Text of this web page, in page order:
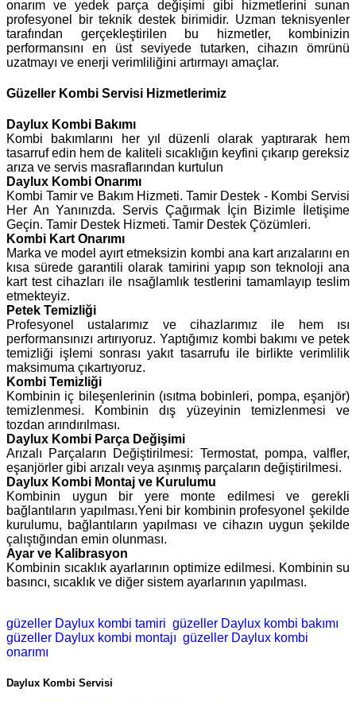
onarım ve yedek parça değişimi gibi hizmetlerini sunan
profesyonel bir teknik destek birimidir. Uzman teknisyenler
tarafından gerçekleştirilen bu hizmetler, kombinizin
performansını en üst seviyede tutarken, cihazın ömrünü
uzatmayı ve enerji verimliliğini artırmayı amaçlar.
Güzeller Kombi Servisi Hizmetlerimiz
Daylux Kombi Bakımı
Kombi bakımlarını her yıl düzenli olarak yaptırarak hem
tasarruf edin hem de kaliteli sıcaklığın keyfini çıkarıp gereksiz
arıza ve servis masraflarından kurtulun
Daylux Kombi Onarımı
Kombi Tamir ve Bakım Hizmeti. Tamir Destek - Kombi Servisi
Her An Yanınızda. Servis Çağırmak İçin Bizimle İletişime
Geçin. Tamir Destek Hizmeti. Tamir Destek Çözümleri.
Kombi Kart Onarımı
Marka ve model ayırt etmeksizin kombi ana kart arızalarını en
kısa sürede garantili olarak tamirini yapıp son teknoloji ana
kart test cihazları ile nsağlamlık testlerini tamamlayıp teslim
etmekteyiz.
Petek Temizliği
Profesyonel ustalarımız ve cihazlarımız ile hem ısı
performansınızı artırıyoruz. Yaptığımız kombi bakımı ve petek
temizliği işlemi sonrası yakıt tasarrufu ile birlikte verimlilik
maksimuma çıkartıyoruz.
Kombi Temizliği
Kombinin iç bileşenlerinin (ısıtma bobinleri, pompa, eşanjör)
temizlenmesi. Kombinin dış yüzeyinin temizlenmesi ve
tozdan arındırılması.
Daylux Kombi Parça Değişimi
Arızalı Parçaların Değiştirilmesi: Termostat, pompa, valfler,
eşanjörler gibi arızalı veya aşınmış parçaların değiştirilmesi.
Daylux Kombi Montaj ve Kurulumu
Kombinin uygun bir yere monte edilmesi ve gerekli
bağlantıların yapılması.Yeni bir kombinin profesyonel şekilde
kurulumu, bağlantıların yapılması ve cihazın uygun şekilde
çalıştığından emin olunması.
Ayar ve Kalibrasyon
Kombinin sıcaklık ayarlarının optimize edilmesi. Kombinin su
basıncı, sıcaklık ve diğer sistem ayarlarının yapılması.
güzeller Daylux kombi tamiri güzeller Daylux kombi bakımı
güzeller Daylux kombi montajı güzeller Daylux kombi
onarımı
Daylux Kombi Servisi